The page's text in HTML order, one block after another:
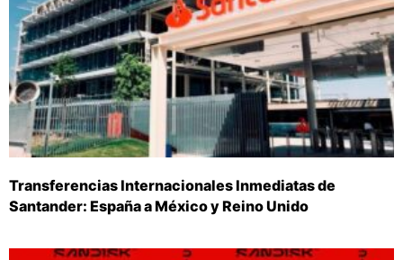
Transferencias Internacionales Inmediatas de
Santander: España a México y Reino Unido